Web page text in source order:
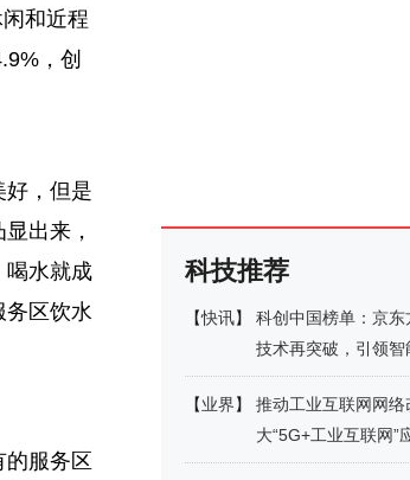
和近程
，创
好，但是
出来，
喝水就成
务区饮水
的服务区
科技推荐
【快讯】
科创中国榜单：京
技术再突破，引领智
【业界】
推动工业互联网网
大“5G+工业互联网”